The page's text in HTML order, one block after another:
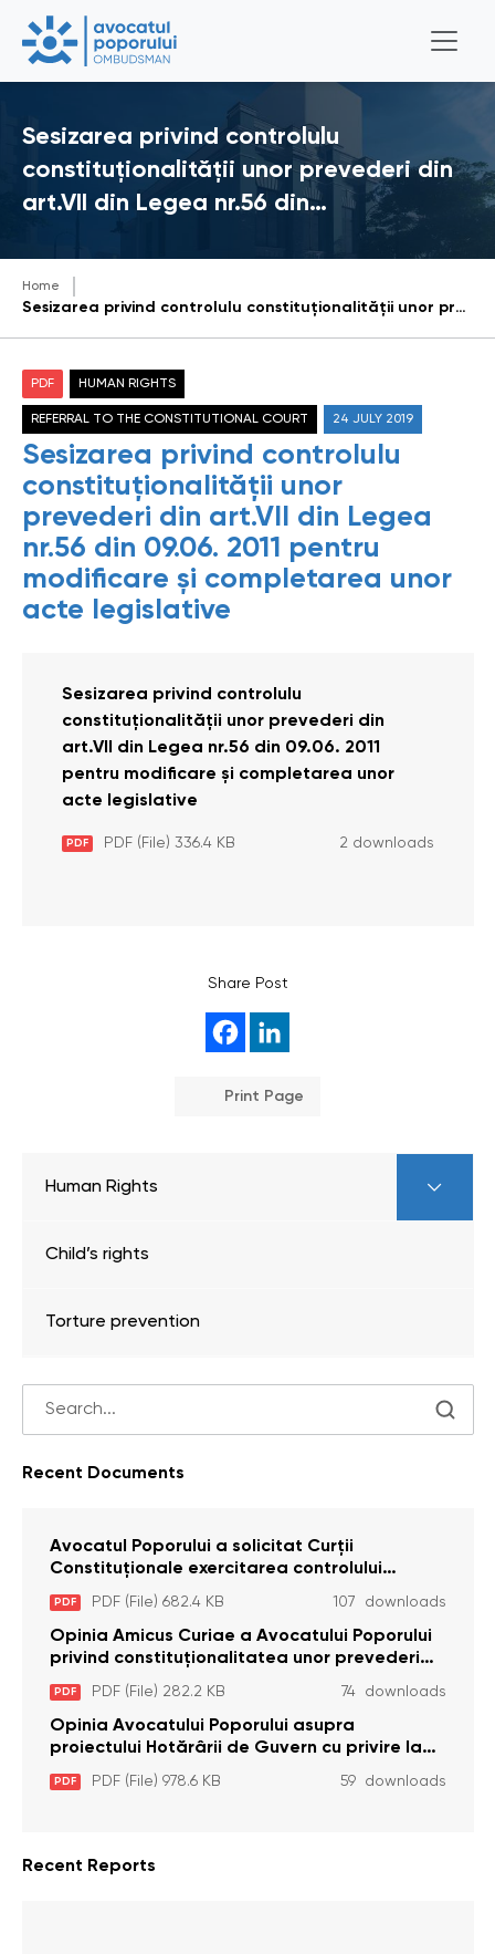
Sesizarea privind controlulu
constituționalității unor prevederi din
art.VII din Legea nr.56 din…
Home
Sesizarea privind controlulu constituționalității unor prevederi din art.VII din Legea nr.56 din 09.06. 2011 pentru modificare și completarea unor acte legislative
PDF HUMAN RIGHTS
REFERRAL TO THE CONSTITUTIONAL COURT 24 JULY 2019
Sesizarea privind controlulu
constituționalității unor
prevederi din art.VII din Legea
nr.56 din 09.06. 2011 pentru
modificare și completarea unor
acte legislative
Sesizarea privind controlulu
constituționalității unor prevederi din
art.VII din Legea nr.56 din 09.06. 2011
pentru modificare și completarea unor
acte legislative
PDF PDF (File) 336.4 KB 2 downloads
Share Post
Print Page
Human Rights
Child’s rights
Torture prevention
Recent Documents
Avocatul Poporului a solicitat Curţii
Constituţionale exercitarea controlului
constituţionalităţii unor prevederi cu privire la
plata alocației sociale de stat persoanelor
cu dizabilitați care sunt private de liberate
PDF PDF (File) 682.4 KB 107 downloads
Opinia Amicus Curiae a Avocatului Poporului
privind constituționalitatea unor prevederi
care interzic angajarea în organizațiile de
pază particulară a persoanelor condamnate
pentru comiterea cu intenție a unor infracțiuni
a fost luată în considerare de Curtea
Constituțională
PDF PDF (File) 282.2 KB 74 downloads
Opinia Avocatului Poporului asupra
proiectului Hotărârii de Guvern cu privire la
aprobarea proiectului de lege privind
activitatea sanitară veterinarăa
PDF PDF (File) 978.6 KB 59 downloads
Recent Reports